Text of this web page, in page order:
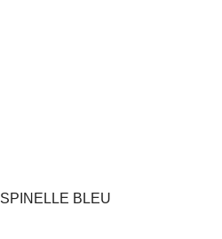
SPINELLE BLEU